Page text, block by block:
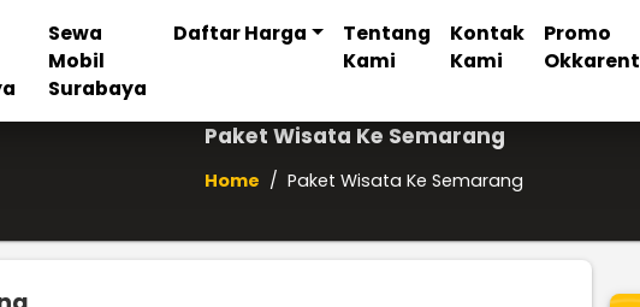
Sewa
Mobil
Surabaya
Daftar Harga
Tentang
Kami
Kontak
Kami
Promo
Okkarent
Paket Wisata Ke Semarang
Home / Paket Wisata Ke Semarang